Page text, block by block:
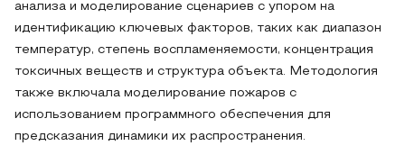
анализа и моделирование сценариев с упором на
идентификацию ключевых факторов, таких как диапазон
температур, степень воспламеняемости, концентрация
токсичных веществ и структура объекта. Методология
также включала моделирование пожаров с
использованием программного обеспечения для
предсказания динамики их распространения.